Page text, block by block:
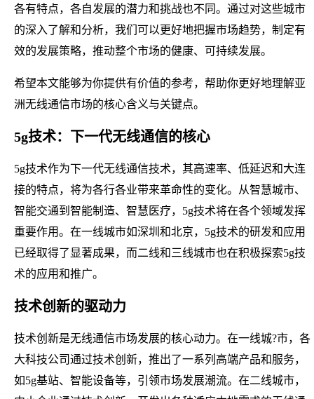
各有特点，各自发展的潜力和挑战也不同。通过对这些城市
的深入了解和分析，我们可以更好地把握市场趋势，制定有
效的发展策略，推动整个市场的健康、可持续发展。
希望本文能够为你提供有价值的参考，帮助你更好地理解亚
洲无线通信市场的核心含义与关键点。
5g技术：下一代无线通信的核心
5g技术作为下一代无线通信技术，其高速率、低延迟和大连
接的特点，将为各行各业带来革命性的变化。从智慧城市、
智能交通到智能制造、智慧医疗，5g技术将在各个领域发挥
重要作用。在一线城市如深圳和北京，5g技术的研发和应用
已经取得了显著成果，而二线和三线城市也在积极探索5g技
术的应用和推广。
技术创新的驱动力
技术创新是无线通信市场发展的核心动力。在一线城?市，各
大科技公司通过技术创新，推出了一系列高端产品和服务，
如5g基站、智能设备等，引领市场发展潮流。在二线城市，